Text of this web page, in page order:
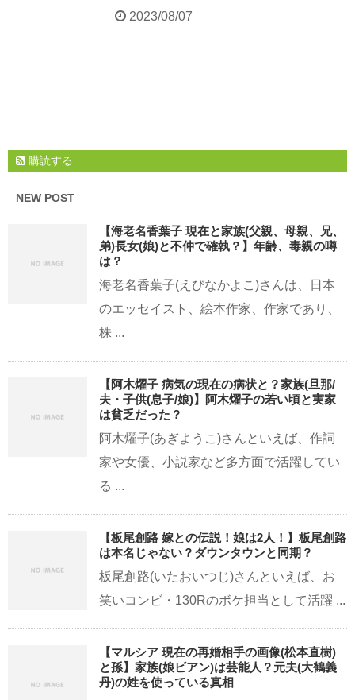
2023/08/07
購読する
NEW POST
【海老名香葉子 現在と家族(父親、母親、兄、
弟)長女(娘)と不仲で確執？】年齢、毒親の噂
は？
海老名香葉子(えびなかよこ)さんは、日本
のエッセイスト、絵本作家、作家であり、
株 ...
【阿木燿子 病気の現在の病状と？家族(旦那/
夫・子供(息子/娘)】阿木燿子の若い頃と実家
は貧乏だった？
阿木燿子(あぎようこ)さんといえば、作詞
家や女優、小説家など多方面で活躍してい
る ...
【板尾創路 嫁との伝説！娘は2人！】板尾創路
は本名じゃない？ダウンタウンと同期？
板尾創路(いたおいつじ)さんといえば、お
笑いコンビ・130Rのボケ担当として活躍 ...
【マルシア 現在の再婚相手の画像(松本直樹)
と孫】家族(娘ビアン)は芸能人？元夫(大鶴義
丹)の姓を使っている真相